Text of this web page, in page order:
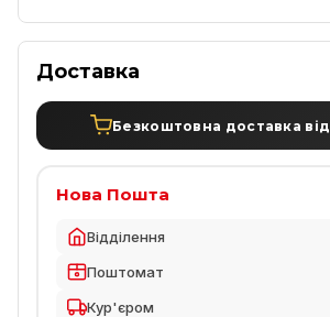
Доставка
Безкоштовна доставка від
Нова Пошта
Відділення
Поштомат
Кур'єром